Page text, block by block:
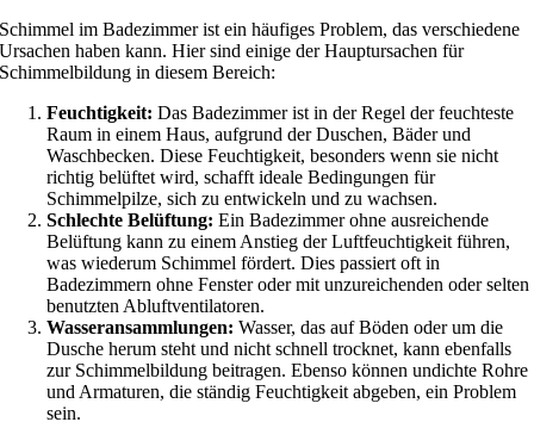
Schimmel im Badezimmer ist ein häufiges Problem, das verschiedene
Ursachen haben kann. Hier sind einige der Hauptursachen für
Schimmelbildung in diesem Bereich:
Feuchtigkeit: Das Badezimmer ist in der Regel der feuchteste
Raum in einem Haus, aufgrund der Duschen, Bäder und
Waschbecken. Diese Feuchtigkeit, besonders wenn sie nicht
richtig belüftet wird, schafft ideale Bedingungen für
Schimmelpilze, sich zu entwickeln und zu wachsen.
Schlechte Belüftung: Ein Badezimmer ohne ausreichende
Belüftung kann zu einem Anstieg der Luftfeuchtigkeit führen,
was wiederum Schimmel fördert. Dies passiert oft in
Badezimmern ohne Fenster oder mit unzureichenden oder selten
benutzten Abluftventilatoren.
Wasseransammlungen: Wasser, das auf Böden oder um die
Dusche herum steht und nicht schnell trocknet, kann ebenfalls
zur Schimmelbildung beitragen. Ebenso können undichte Rohre
und Armaturen, die ständig Feuchtigkeit abgeben, ein Problem
sein.